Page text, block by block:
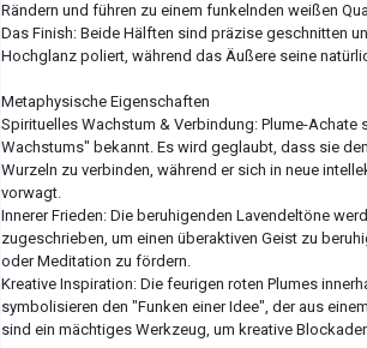
Rändern und führen zu einem funkelnden weißen
Das Finish: Beide Hälften sind präzise geschnitten
Hochglanz poliert, während das Äußere seine
Metaphysische Eigenschaften
Spirituelles Wachstum & Verbindung: Plume-Achate
Wachstums" bekannt. Es wird geglaubt, dass sie
Wurzeln zu verbinden, während er sich in neue
vorwagt.
Innerer Frieden: Die beruhigenden Lavendeltöne
zugeschrieben, um einen überaktiven Geist zu
oder Meditation zu fördern.
Kreative Inspiration: Die feurigen roten Plumes
symbolisieren den "Funken einer Idee", der aus
sind ein mächtiges Werkzeug, um kreative